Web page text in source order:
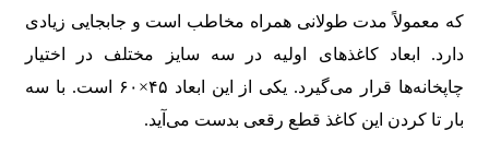
که معمولاً مدت طولانی همراه مخاطب است و جابجایی زیادی
دارد. ابعاد کاغذهای اولیه در سه سایز مختلف در اختیار
چاپخانه‌ها قرار می‌گیرد. یکی از این ابعاد ۴۵×۶۰ است. با سه
بار تا کردن این کاغذ قطع رقعی بدست می‌آید.